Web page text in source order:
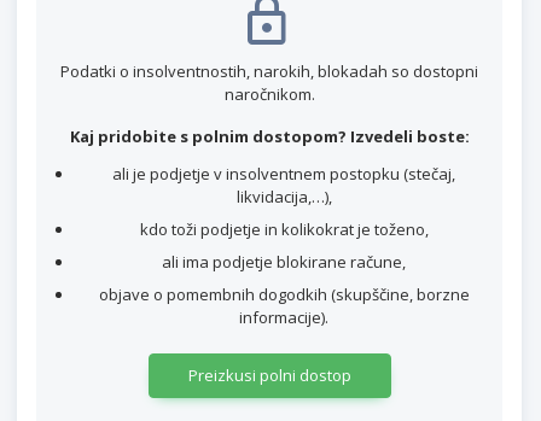
Podatki o insolventnostih, narokih, blokadah so dostopni
naročnikom.
Kaj pridobite s polnim dostopom? Izvedeli boste:
ali je podjetje v insolventnem postopku (stečaj,
likvidacija,…),
kdo toži podjetje in kolikokrat je toženo,
ali ima podjetje blokirane račune,
objave o pomembnih dogodkih (skupščine, borzne
informacije).
Preizkusi polni dostop